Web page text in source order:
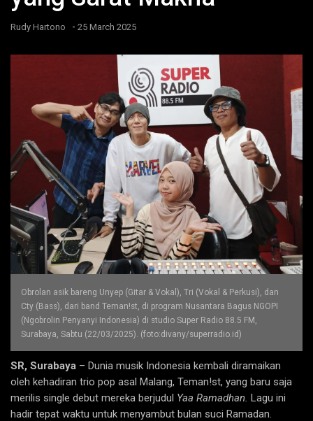
Rudy Hartono - 25 March 2025
Obrolan asik bareng Unyep (Gitar & Vokal), Tri (Vokal & Perkusi), dan
Cty (Bass), dari band Teman!st, di program Nusantara Bagus NGOPI
(Ngobrolin Penyanyi Indonesia) di studio Super Radio 88.5 FM,
Surabaya, Sabtu (22/03/2025). (foto:divany/superradio.id)
SR, Surabaya – Dunia musik Indonesia kembali diramaikan
oleh kehadiran trio pop asal Malang, Teman!st, yang baru saja
merilis single debut mereka berjudul Yaa Ramadhan. Lagu ini
hadir tepat waktu untuk menyambut bulan suci Ramadan.